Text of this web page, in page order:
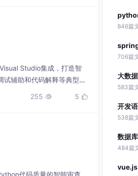
Studio集成，打造智
辅助和代码解释等典型开
255  5 
代码质量的智能审查。
846篇
706篇
大数据
583篇
开发
538篇
数据库
484篇
vue.js